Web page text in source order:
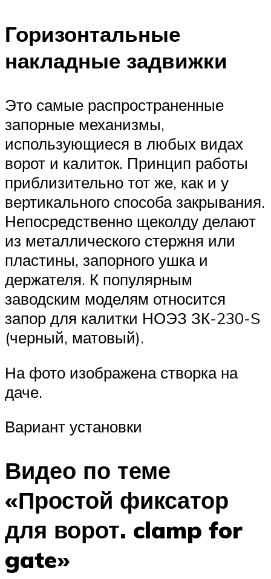
Горизонтальные
накладные задвижки
Это самые распространенные
запорные механизмы,
использующиеся в любых видах
ворот и калиток. Принцип работы
приблизительно тот же, как и у
вертикального способа закрывания.
Непосредственно щеколду делают
из металлического стержня или
пластины, запорного ушка и
держателя. К популярным
заводским моделям относится
запор для калитки НОЭЗ ЗК-230-S
(черный, матовый).
На фото изображена створка на
даче.
Вариант установки
Видео по теме
«Простой фиксатор
для ворот. clamp for
gate»